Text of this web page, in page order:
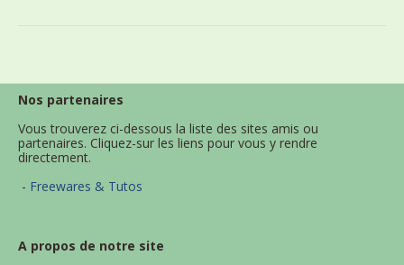
Nos partenaires
Vous trouverez ci-dessous la liste des sites amis ou
partenaires. Cliquez-sur les liens pour vous y rendre
directement.
- Freewares & Tutos
A propos de notre site